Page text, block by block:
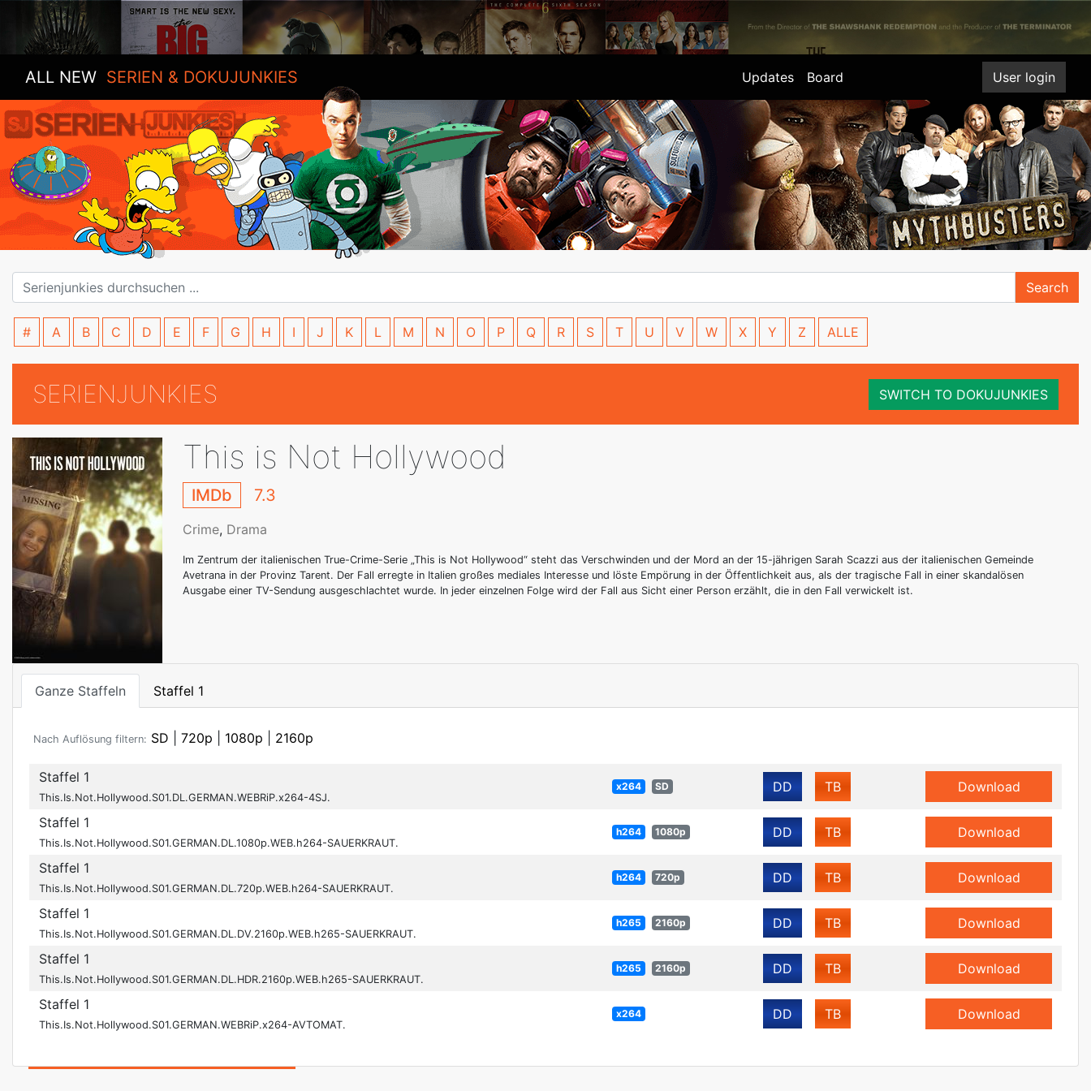
ALL NEW SERIEN & DOKUJUNKIES Updates Board User login
Search
# A B C D E F G H I J K L M N O P Q R S T U V W X Y Z ALLE
SERIENJUNKIES SWITCH TO DOKUJUNKIES
This is Not Hollywood
IMDb 7.3
Crime, Drama
Im Zentrum der italienischen True-Crime-Serie „This is Not Hollywood“ steht das Verschwinden und der Mord an der 15-jährigen Sarah Scazzi aus der italienischen Gemeinde
Avetrana in der Provinz Tarent. Der Fall erregte in Italien großes mediales Interesse und löste Empörung in der Öffentlichkeit aus, als der tragische Fall in einer skandalösen
Ausgabe einer TV-Sendung ausgeschlachtet wurde. In jeder einzelnen Folge wird der Fall aus Sicht einer Person erzählt, die in den Fall verwickelt ist.
Ganze Staffeln Staffel 1
Nach Auflösung filtern: SD 720p 1080p 2160p
Staffel 1
This.Is.Not.Hollywood.S01.DL.GERMAN.WEBRiP.x264-4SJ.
x264 SD DD TB Download
Staffel 1
This.Is.Not.Hollywood.S01.GERMAN.DL.1080p.WEB.h264-SAUERKRAUT.
h264 1080p DD TB Download
Staffel 1
This.Is.Not.Hollywood.S01.GERMAN.DL.720p.WEB.h264-SAUERKRAUT.
h264 720p DD TB Download
Staffel 1
This.Is.Not.Hollywood.S01.GERMAN.DL.DV.2160p.WEB.h265-SAUERKRAUT.
h265 2160p DD TB Download
Staffel 1
This.Is.Not.Hollywood.S01.GERMAN.DL.HDR.2160p.WEB.h265-SAUERKRAUT.
h265 2160p DD TB Download
Staffel 1
This.Is.Not.Hollywood.S01.GERMAN.WEBRiP.x264-AVTOMAT.
x264 DD TB Download